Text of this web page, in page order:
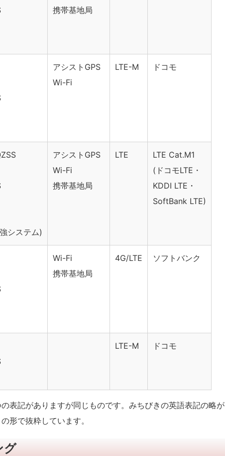
携帯基地局
アシストGPS
Wi-Fi
LTE-M ドコモ
システム)
アシストGPS
Wi-Fi
携帯基地局
LTE
LTE Cat.M1
(ドコモLTE・
KDDI LTE・
SoftBank LTE)
Wi-Fi
携帯基地局
4G/LTE ソフトバンク
LTE-M ドコモ
表記がありますが同じものです。みちびきの英語表記の略が
形で抜粋しています。
グ